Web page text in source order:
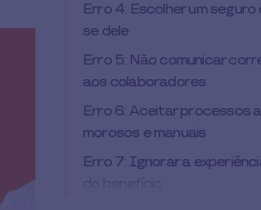
Erro 4: Escolher um seguro
se dele
Erro 5: Não comunicar
aos colaboradores
Erro 6: Aceitar processos
morosos e manuais
Erro 7: Ignorar a